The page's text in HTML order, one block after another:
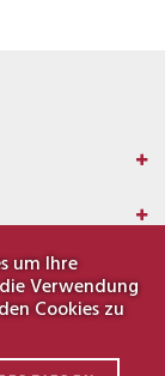
um Ihre
Verwendung
Cookies zu